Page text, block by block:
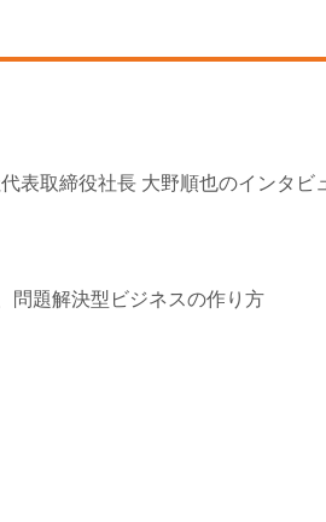
取締役社長 大野順也のインタビ
題解決型ビジネスの作り方